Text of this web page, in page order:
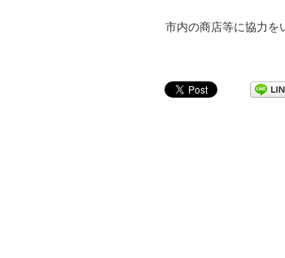
市内の商店等に協力を